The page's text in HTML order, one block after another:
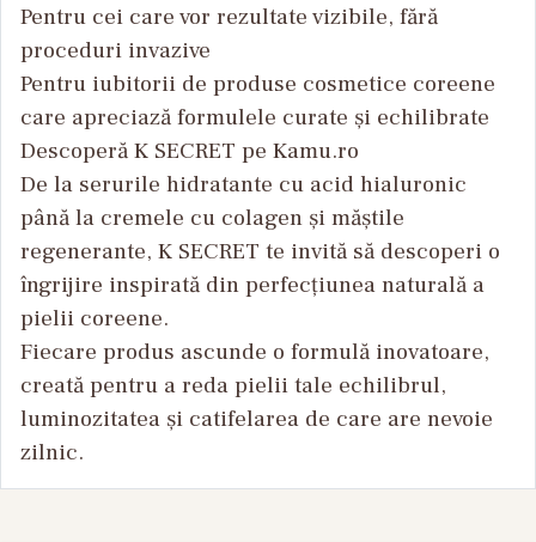
Pentru cei care vor rezultate vizibile, fără
proceduri invazive
Pentru iubitorii de produse cosmetice coreene
care apreciază formulele curate și echilibrate
Descoperă K SECRET pe Kamu.ro
De la serurile hidratante cu acid hialuronic
până la cremele cu colagen și măștile
regenerante, K SECRET te invită să descoperi o
îngrijire inspirată din perfecțiunea naturală a
pielii coreene.
Fiecare produs ascunde o formulă inovatoare,
creată pentru a reda pielii tale echilibrul,
luminozitatea și catifelarea de care are nevoie
zilnic.